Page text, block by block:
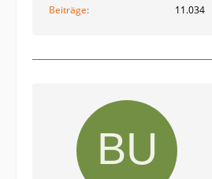
Beiträge
11.034